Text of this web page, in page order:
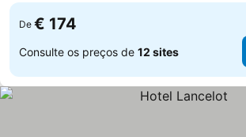
De € 174
Consulte os preços de 12 sites